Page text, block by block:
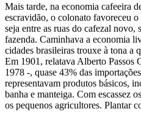
Mais tarde, na economia cafeeira
escravidão, o colonato favoreceu
seja entre as ruas do cafezal novo,
fazenda. Caminhava a economia
cidades brasileiras trouxe à tona a
Em 1901, relatava Alberto Passos
1978 -, quase 43% das
representavam produtos básicos,
banha e manteiga. Com escassez
os pequenos agricultores. Plantar